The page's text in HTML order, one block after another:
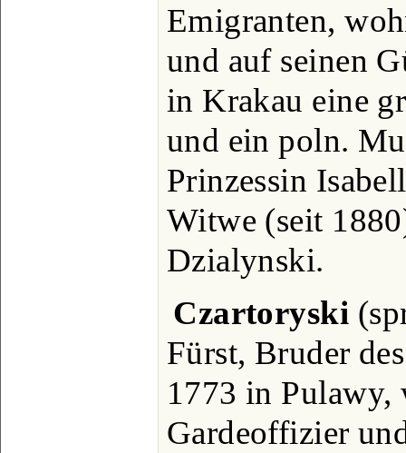
Emigranten,
und auf seinen
in Krakau eine
und ein poln.
Prinzessin
Witwe (seit
Dzialynski.
Czartoryski
Fürst, Bruder
1773 in Pulawy,
Gardeoffizier